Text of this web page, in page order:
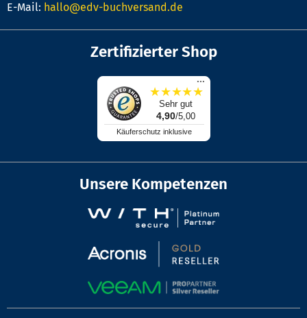
E-Mail: hallo@edv-buchversand.de
Zertifizierter Shop
...
★★★★★
Sehr gut
4,90/5,00
Käuferschutz inklusive
Unsere Kompetenzen